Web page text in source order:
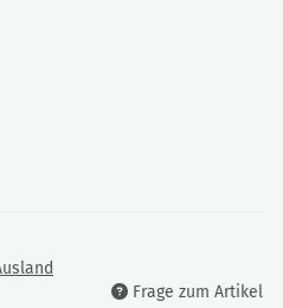
Frage zum Artikel